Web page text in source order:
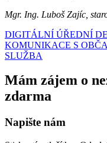
Mgr. Ing. Luboš Zajíc,
DIGITÁLNÍ ÚŘEDNÍ
KOMUNIKACE S
SLUŽBA
Mám zájem o
zdarma
Napište nám